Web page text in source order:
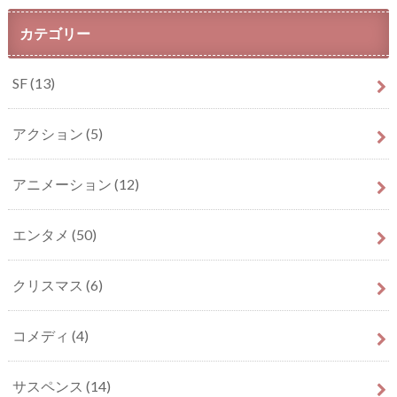
カテゴリー
SF(13)
アクション (5)
アニメーション (12)
エンタメ (50)
クリスマス (6)
コメディ (4)
サスペンス (14)